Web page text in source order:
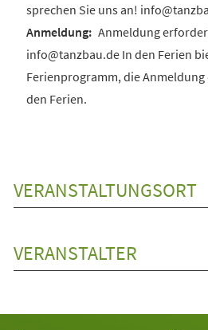
sprechen Sie uns an!
Anmeldung
info@tanzbau.de In den Ferien
Ferienprogramm, die
den Ferien.
VERANSTALTUNGSORT
VERANSTALTER